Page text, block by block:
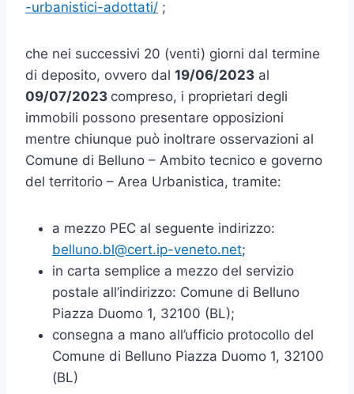
-urbanistici-adottati/ ;
che nei successivi 20 (venti) giorni dal termine
di deposito, ovvero dal 19/06/2023 al
09/07/2023 compreso, i proprietari degli
immobili possono presentare opposizioni
mentre chiunque può inoltrare osservazioni al
Comune di Belluno – Ambito tecnico e governo
del territorio – Area Urbanistica, tramite:
a mezzo PEC al seguente indirizzo:
belluno.bl@cert.ip-veneto.net;
in carta semplice a mezzo del servizio
postale all’indirizzo: Comune di Belluno
Piazza Duomo 1, 32100 (BL);
consegna a mano all’ufficio protocollo del
Comune di Belluno Piazza Duomo 1, 32100
(BL)